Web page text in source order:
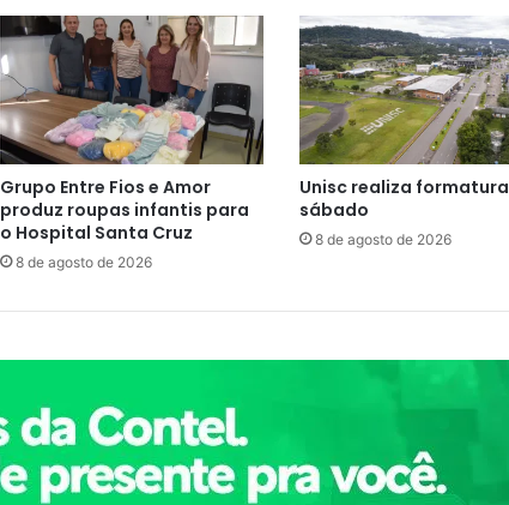
Grupo Entre Fios e Amor
produz roupas infantis para
o Hospital Santa Cruz
8 de agosto de 2026
Unisc realiza
sábado
8 de agosto de 2026